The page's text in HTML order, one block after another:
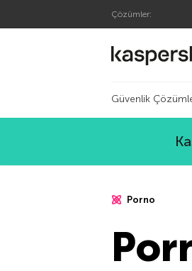
Çözümler:
Güvenlik
Porno